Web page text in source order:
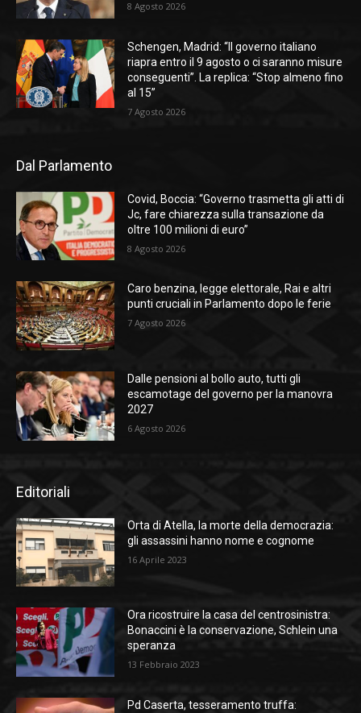
8 Agosto 2026
Schengen, Madrid: “Il governo italiano
riapra entro il 9 agosto o ci saranno misure
conseguenti”. La replica: “Stop almeno fino
al 15”
7 Agosto 2026
Dal Parlamento
Covid, Boccia: “Governo trasmetta gli atti di
Jc, fare chiarezza sulla transazione da
oltre 100 milioni di euro”
8 Agosto 2026
Caro benzina, legge elettorale, Rai e altri
punti cruciali in Parlamento dopo le ferie
7 Agosto 2026
Dalle pensioni al bollo auto, tutti gli
escamotage del governo per la manovra
2027
6 Agosto 2026
Editoriali
Orta di Atella, la morte della democrazia:
gli assassini hanno nome e cognome
16 Aprile 2023
Ora ricostruire la casa del centrosinistra:
Bonaccini è la conservazione, Schlein una
speranza
13 Febbraio 2023
Pd Caserta, tesseramento truffa: